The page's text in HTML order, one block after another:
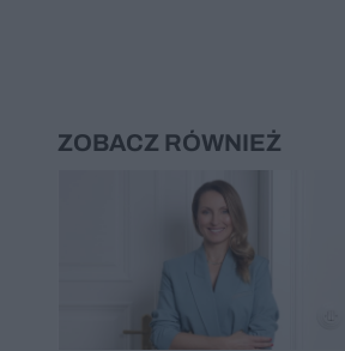
ZOBACZ RÓWNIEŻ